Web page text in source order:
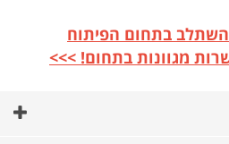
בתחום הפיתוח
מגוונות בתחום! >>>